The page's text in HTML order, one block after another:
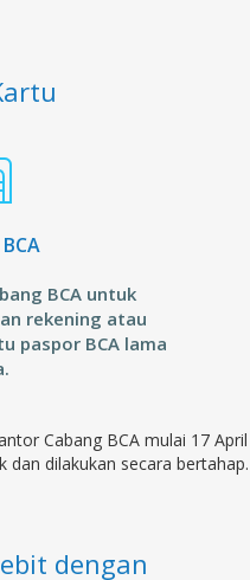
BCA untuk
rekening atau
paspor BCA lama
Cabang BCA mulai 17 April
dan dilakukan secara bertahap.
dengan